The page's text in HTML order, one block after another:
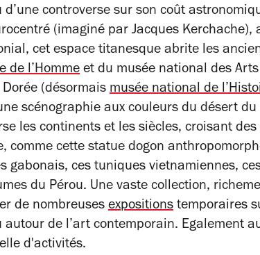
controverse sur son coût
(imaginé par Jacques Kerchache),
cet espace titanesque abrite les
de l’Homme et du musée national des Arts
(désormais musée national de
scénographie aux couleurs du désert du
les continents et les siècles, croisant
comme cette statue dogon
gabonais, ces tuniques vietnamiennes,
du Pérou. Une vaste collection,
de nombreuses expositions temporaires
de l’art contemporain. Egalement
d'activités.